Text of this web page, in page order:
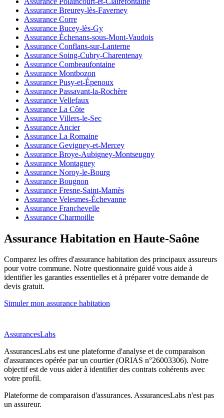
Assurance Breurey-lès-Faverney
Assurance Corre
Assurance Bucey-lès-Gy
Assurance Échenans-sous-Mont-Vaudois
Assurance Conflans-sur-Lanterne
Assurance Soing-Cubry-Charentenay
Assurance Combeaufontaine
Assurance Montbozon
Assurance Pusy-et-Épenoux
Assurance Passavant-la-Rochère
Assurance Vellefaux
Assurance La Côte
Assurance Villers-le-Sec
Assurance Ancier
Assurance La Romaine
Assurance Gevigney-et-Mercey
Assurance Broye-Aubigney-Montseugny
Assurance Montagney
Assurance Noroy-le-Bourg
Assurance Bougnon
Assurance Fresne-Saint-Mamès
Assurance Velesmes-Échevanne
Assurance Franchevelle
Assurance Charmoille
Assurance Habitation en Haute-Saône
Comparez les offres d'assurance habitation des principaux assureurs
pour votre commune. Notre questionnaire guidé vous aide à
identifier les garanties essentielles et à préparer votre demande de
devis gratuit.
Simuler mon assurance habitation
AssurancesLabs
AssurancesLabs est une plateforme d'analyse et de comparaison
d'assurances opérée par un courtier (ORIAS n°26003306). Notre
objectif est de vous aider à identifier des contrats cohérents avec
votre profil.
Plateforme de comparaison d'assurances. AssurancesLabs n'est pas
un assureur.